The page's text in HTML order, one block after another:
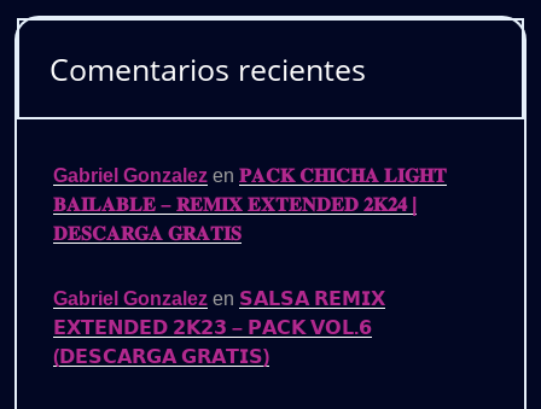
Comentarios recientes
Gabriel Gonzalez en 𝐏𝐀𝐂𝐊 𝐂𝐇𝐈𝐂𝐇𝐀 𝐋𝐈𝐆𝐇𝐓
𝐁𝐀𝐈𝐋𝐀𝐁𝐋𝐄 – 𝐑𝐄𝐌𝐈𝐗 𝐄𝐗𝐓𝐄𝐍𝐃𝐄𝐃 𝟐𝐊𝟐𝟒 |
𝐃𝐄𝐒𝐂𝐀𝐑𝐆𝐀 𝐆𝐑𝐀𝐓𝐈𝐒
Gabriel Gonzalez en 𝗦𝗔𝗟𝗦𝗔 𝗥𝗘𝗠𝗜𝗫
𝗘𝗫𝗧𝗘𝗡𝗗𝗘𝗗 𝟮𝗞𝟮𝟯 – 𝗣𝗔𝗖𝗞 𝗩𝗢𝗟.𝟲
(𝗗𝗘𝗦𝗖𝗔𝗥𝗚𝗔 𝗚𝗥𝗔𝗧𝗜𝗦)